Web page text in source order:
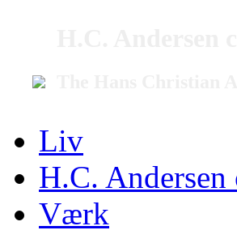
Liv
H.C. Andersen
Værk